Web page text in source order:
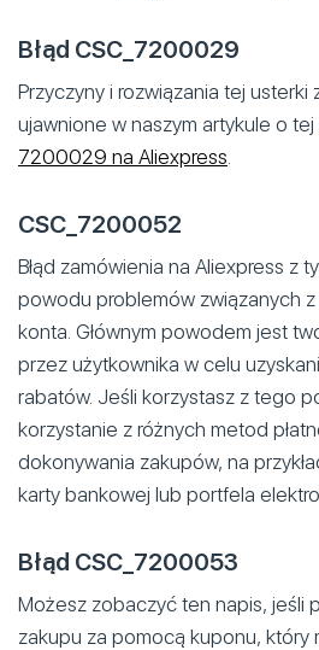
Błąd CSC_7200029
Przyczyny i rozwiązania tej usterki
ujawnione w naszym artykule o
7200029 na Aliexpress
CSC_7200052
Błąd zamówienia na Aliexpress z
powodu problemów związanych
konta. Głównym powodem jest
przez użytkownika w celu
rabatów. Jeśli korzystasz z tego
korzystanie z różnych metod
dokonywania zakupów, na
karty bankowej lub portfela
Błąd CSC_7200053
Możesz zobaczyć ten napis, jeśli
zakupu za pomocą kuponu, który